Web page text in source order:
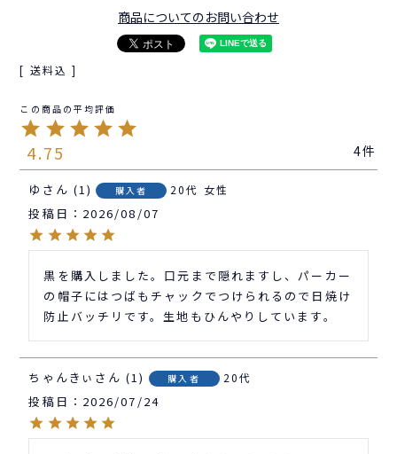
商品についてのお問い合わせ
送料込
4.75 4
ゆ 1 購入者 20代 女性
投稿日 2026/08/07
黒を購入しました。口元まで隠れますし、パーカー
の帽子にはつばもチャックでつけられるので日焼け
防止バッチリです。生地もひんやりしています。
ちゃんきぃ 1 購入者 20代
投稿日 2026/07/24